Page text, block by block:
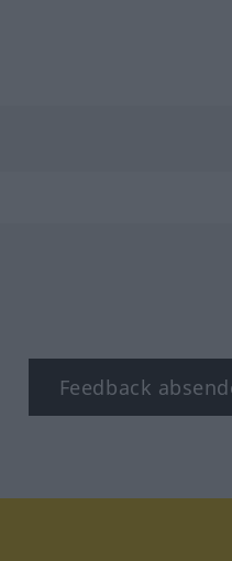
Feedback